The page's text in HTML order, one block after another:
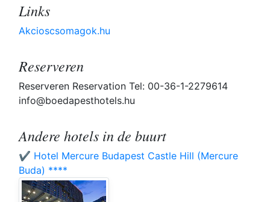
Links
Akcioscsomagok.hu
Reserveren
Reserveren Reservation Tel: 00-36-1-2279614
info@boedapesthotels.hu
Andere hotels in de buurt
✔️ Hotel Mercure Budapest Castle Hill (Mercure
Buda) ****